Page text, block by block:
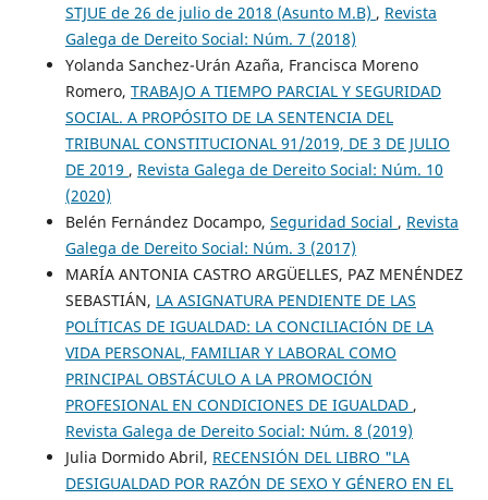
STJUE de 26 de julio de 2018 (Asunto M.B) , Revista
Galega de Dereito Social: Núm. 7 (2018)
Yolanda Sanchez-Urán Azaña, Francisca Moreno
Romero, TRABAJO A TIEMPO PARCIAL Y SEGURIDAD
SOCIAL. A PROPÓSITO DE LA SENTENCIA DEL
TRIBUNAL CONSTITUCIONAL 91/2019, DE 3 DE JULIO
DE 2019 , Revista Galega de Dereito Social: Núm. 10
(2020)
Belén Fernández Docampo, Seguridad Social , Revista
Galega de Dereito Social: Núm. 3 (2017)
MARÍA ANTONIA CASTRO ARGÜELLES, PAZ MENÉNDEZ
SEBASTIÁN, LA ASIGNATURA PENDIENTE DE LAS
POLÍTICAS DE IGUALDAD: LA CONCILIACIÓN DE LA
VIDA PERSONAL, FAMILIAR Y LABORAL COMO
PRINCIPAL OBSTÁCULO A LA PROMOCIÓN
PROFESIONAL EN CONDICIONES DE IGUALDAD ,
Revista Galega de Dereito Social: Núm. 8 (2019)
Julia Dormido Abril, RECENSIÓN DEL LIBRO "LA
DESIGUALDAD POR RAZÓN DE SEXO Y GÉNERO EN EL